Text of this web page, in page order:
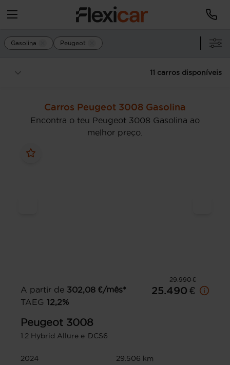
Gasolina Peugeot
11 carros disponíveis
Carros Peugeot 3008 Gasolina
Encontra o teu Peugeot 3008 Gasolina ao
melhor preço.
29.990 €
A partir de 302,08 €/mês*
TAEG 12,2%
25.490 €
Peugeot 3008
1.2 Hybrid Allure e-DCS6
2024
29.506 km